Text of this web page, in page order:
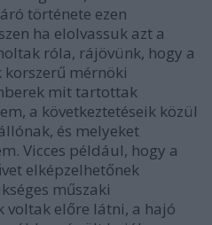
története ezen
ha elolvassuk azt a
róla, rájövünk, hogy a
mérnöki
mit tartottak
a következtetéseik közül
és melyeket
Vicces például, hogy a
elképzelhetőnek
műszaki
voltak előre látni, a hajó